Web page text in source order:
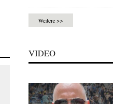
Weitere >>
VIDEO